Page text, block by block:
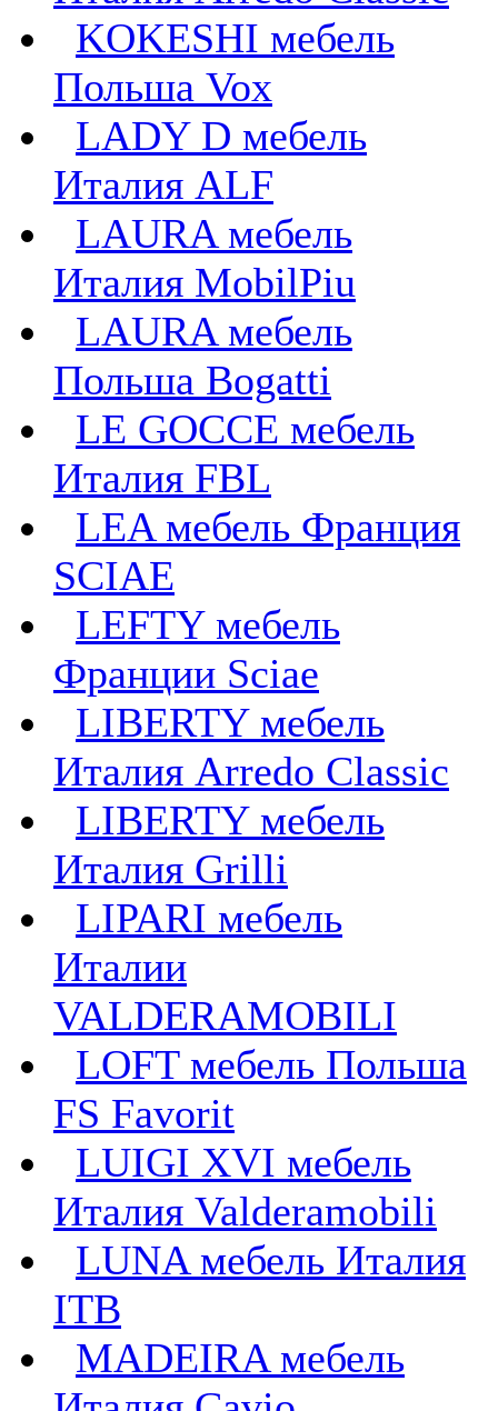
KOKESHI мебель
Польша Vox
LADY D мебель
Италия ALF
LAURA мебель
Италия MobilPiu
LAURA мебель
Польша Bogatti
LE GOCCE мебель
Италия FBL
LEA мебель Франция
SCIAE
LEFTY мебель
Франции Sciae
LIBERTY мебель
Италия Arredo Classic
LIBERTY мебель
Италия Grilli
LIPARI мебель
Италии
VALDERAMOBILI
LOFT мебель Польша
FS Favorit
LUIGI XVI мебель
Италия Valderamobili
LUNA мебель Италия
ITB
MADEIRA мебель